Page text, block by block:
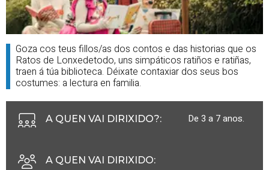
Goza cos teus fillos/as dos contos e das historias que os
Ratos de Lonxedetodo, uns simpáticos ratiños e ratiñas,
traen á túa biblioteca. Déixate contaxiar dos seus bos
costumes: a lectura en familia.
A QUEN VAI DIRIXIDO?: De 3 a 7 anos.
A QUEN VAI DIRIXIDO: